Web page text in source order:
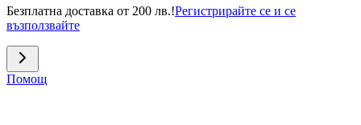
Безплатна доставка от 200 лв.!Регистрирайте се и се
възползвайте
Помощ